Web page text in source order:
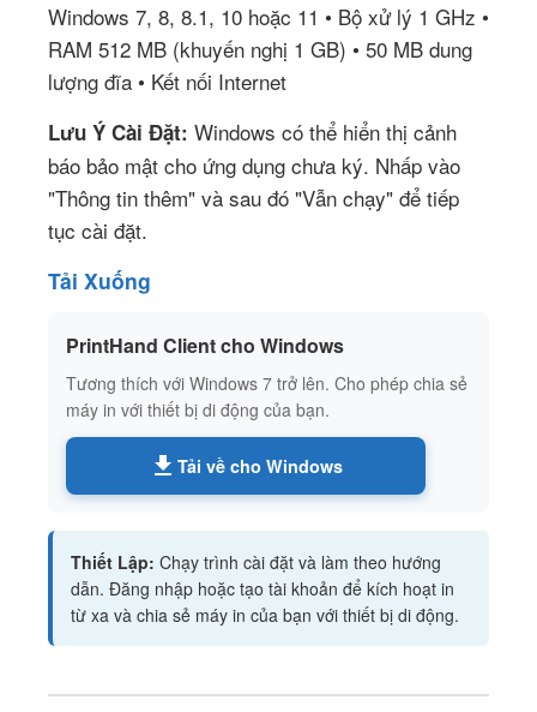
Windows 7, 8, 8.1, 10 hoặc 11 • Bộ xử lý 1 GHz •
RAM 512 MB (khuyến nghị 1 GB) • 50 MB dung
lượng đĩa • Kết nối Internet
Lưu Ý Cài Đặt: Windows có thể hiển thị cảnh
báo bảo mật cho ứng dụng chưa ký. Nhấp vào
"Thông tin thêm" và sau đó "Vẫn chạy" để tiếp
tục cài đặt.
Tải Xuống
PrintHand Client cho Windows
Tương thích với Windows 7 trở lên. Cho phép chia sẻ
máy in với thiết bị di động của bạn.
Tải về cho Windows
Thiết Lập: Chạy trình cài đặt và làm theo hướng
dẫn. Đăng nhập hoặc tạo tài khoản để kích hoạt in
từ xa và chia sẻ máy in của bạn với thiết bị di động.